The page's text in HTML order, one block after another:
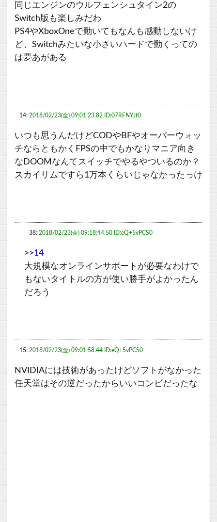
同じエンジンのウルフェンシュタイン2の
Switch版も楽しみだわ
PS4やXboxOneで動いてもなんも感動しないけ
ど、Switchみたいな小さいハードで動くっての
は夢あがある
14: 2018/02/23(金) 09:01:23.82 ID:07RFNYJt0
いつも思うんだけどCODやBFやオーバーウォッ
チならともかくFPSの中でもかなりマニア向き
なDOOMなんてスイッチでやるやついるのか？
スカイリムですら1万本くらいじゃなかったっけ
38: 2018/02/23(金) 09:18:44.50 ID:eQ+5vPCS0
>>14
大規模なオンラインサポートが必要なわけで
もないタイトルの方が使い勝手がよかったん
だろう
15: 2018/02/23(金) 09:01:58.44 ID:eQ+5vPCS0
NVIDIAには技術があったけどソフトがなかった
任天堂はその逆だったからいいコンビだったな